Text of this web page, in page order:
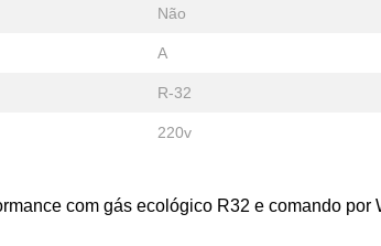
Não
A
R-32
220v
com gás ecológico R32 e comando